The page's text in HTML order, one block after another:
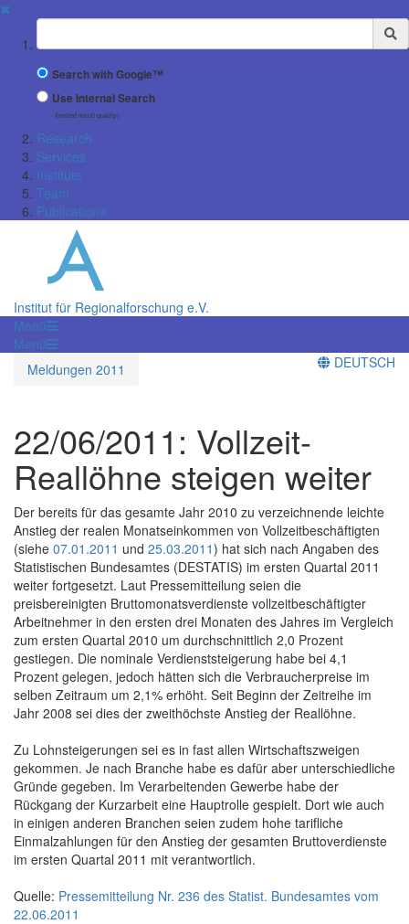
✖
Suchbegriff
Search with Google™
Use Internal Search
(limited result quality)
Research
Services
Institute
Team
Publications
Institut für Regionalforschung e.V.
Menü
Menü
Meldungen 2011
DEUTSCH
22/06/2011: Vollzeit-
Reallöhne steigen weiter
Der bereits für das gesamte Jahr 2010 zu verzeichnende leichte
Anstieg der realen Monatseinkommen von Vollzeitbeschäftigten
(siehe 07.01.2011 und 25.03.2011) hat sich nach Angaben des
Statistischen Bundesamtes (DESTATIS) im ersten Quartal 2011
weiter fortgesetzt. Laut Pressemitteilung seien die
preisbereinigten Bruttomonatsverdienste vollzeitbeschäftigter
Arbeitnehmer in den ersten drei Monaten des Jahres im Vergleich
zum ersten Quartal 2010 um durchschnittlich 2,0 Prozent
gestiegen. Die nominale Verdienststeigerung habe bei 4,1
Prozent gelegen, jedoch hätten sich die Verbraucherpreise im
selben Zeitraum um 2,1% erhöht. Seit Beginn der Zeitreihe im
Jahr 2008 sei dies der zweithöchste Anstieg der Reallöhne.
Zu Lohnsteigerungen sei es in fast allen Wirtschaftszweigen
gekommen. Je nach Branche habe es dafür aber unterschiedliche
Gründe gegeben. Im Verarbeitenden Gewerbe habe der
Rückgang der Kurzarbeit eine Hauptrolle gespielt. Dort wie auch
in einigen anderen Branchen seien zudem hohe tarifliche
Einmalzahlungen für den Anstieg der gesamten Bruttoverdienste
im ersten Quartal 2011 mit verantwortlich.
Quelle: Pressemitteilung Nr. 236 des Statist. Bundesamtes vom
22.06.2011